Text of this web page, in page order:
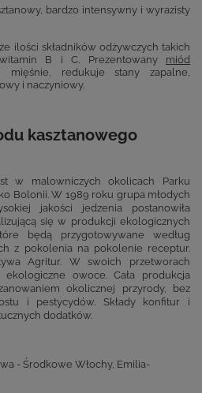
bardzo intensywny i wyrazisty
ilości składników odżywczych takich
B i C. Prezentowany miód
mięśnie, redukuje stany zapalne,
i naczyniowy.
kasztanowego
w malowniczych okolicach Parku
Bolonii. W 1989 roku grupa młodych
jakości jedzenia postanowiła
się w produkcji ekologicznych
będą przygotowywane według
z pokolenia na pokolenie receptur.
Agritur. W swoich przetworach
owoce. Cała produkcja
okolicznej przyrody, bez
i pestycydów. Składy konfitur i
dodatków.
- Środkowe Włochy, Emilia-